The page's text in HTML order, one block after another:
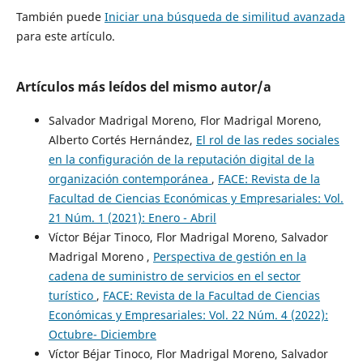
También puede Iniciar una búsqueda de similitud avanzada
para este artículo.
Artículos más leídos del mismo autor/a
Salvador Madrigal Moreno, Flor Madrigal Moreno,
Alberto Cortés Hernández, El rol de las redes sociales
en la configuración de la reputación digital de la
organización contemporánea , FACE: Revista de la
Facultad de Ciencias Económicas y Empresariales: Vol.
21 Núm. 1 (2021): Enero - Abril
Víctor Béjar Tinoco, Flor Madrigal Moreno, Salvador
Madrigal Moreno , Perspectiva de gestión en la
cadena de suministro de servicios en el sector
turístico , FACE: Revista de la Facultad de Ciencias
Económicas y Empresariales: Vol. 22 Núm. 4 (2022):
Octubre- Diciembre
Víctor Béjar Tinoco, Flor Madrigal Moreno, Salvador